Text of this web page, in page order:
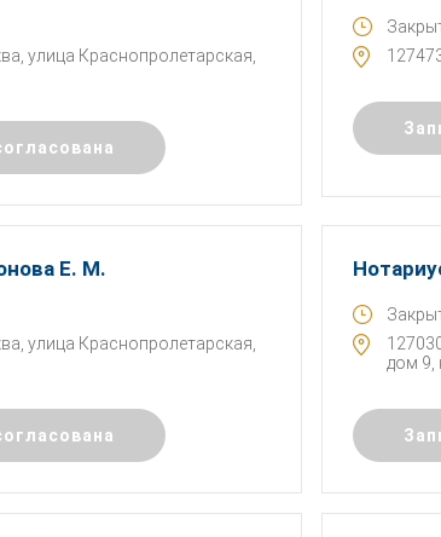
улица Краснопролетарская,
Е. М.
улица Краснопролетарская,
дом 9,